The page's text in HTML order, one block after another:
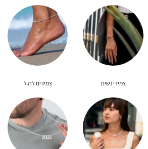
צמידי נשים צמידים לרגל